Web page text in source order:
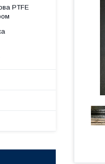
PTFE